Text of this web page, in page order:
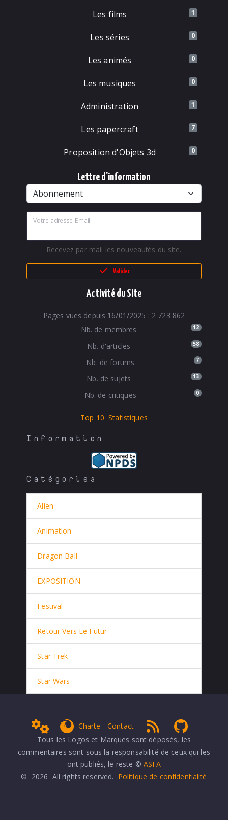
Les films 1
Les séries 0
Les animés 0
Les musiques 0
Administration 1
Les papercraft 7
Proposition d'Objets 3d 0
Lettre d'information
Votre adresse Email
Recevez par mail les nouveautés du site.
Valider
Activité du Site
Pages vues depuis 16/01/2025 : 2 723 862
Nb. de membres
12
Nb. d'articles 58
Nb. de forums 7
Nb. de sujets 13
Nb. de critiques 0
Top 10 Statistiques
Information
Catégories
Alien
Animation
Dragon Ball
EXPOSITION
Festival
Retour Vers Le Futur
Star Trek
Star Wars
Adminget Firefox
Charte -Contact RSS 1.0
Tous les Logos et Marques sont déposés, les
commentaires sont sous la responsabilité de ceux qui les
ont publiés, le reste © ASFA
© 2026 All rights reserved. Politique de confidentialité